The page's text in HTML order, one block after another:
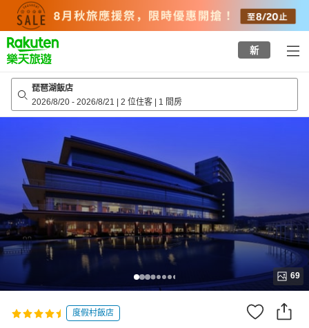
top
page
新
琵琶湖飯店
2026/8/20 - 2026/8/21 | 2 位住客 | 1 間房
69
度假村飯店